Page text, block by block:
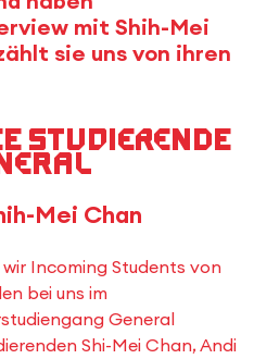
mit Shih-Mei
sie uns von ihren
Studierende
Mei Chan
Incoming Students von
bei uns im
General
Shi-Mei Chan, Andi